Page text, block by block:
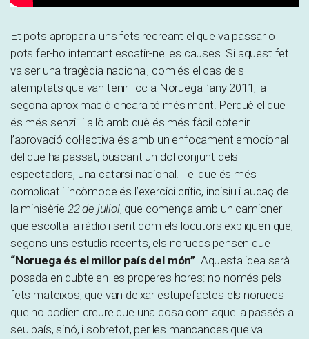
Et pots apropar a uns fets recreant el que va passar o
pots fer-ho intentant escatir-ne les causes. Si aquest fet
va ser una tragèdia nacional, com és el cas dels
atemptats que van tenir lloc a Noruega l’any 2011, la
segona aproximació encara té més mèrit. Perquè el que
és més senzill i allò amb què és més fàcil obtenir
l’aprovació col·lectiva és amb un enfocament emocional
del que ha passat, buscant un dol conjunt dels
espectadors, una catarsi nacional. I el que és més
complicat i incòmode és l’exercici crític, incisiu i audaç de
la minisèrie 22 de juliol, que comença amb un camioner
que escolta la ràdio i sent com els locutors expliquen que,
segons uns estudis recents, els noruecs pensen que
“Noruega és el millor país del món”. Aquesta idea serà
posada en dubte en les properes hores: no només pels
fets mateixos, que van deixar estupefactes els noruecs
que no podien creure que una cosa com aquella passés al
seu país, sinó, i sobretot, per les mancances que va